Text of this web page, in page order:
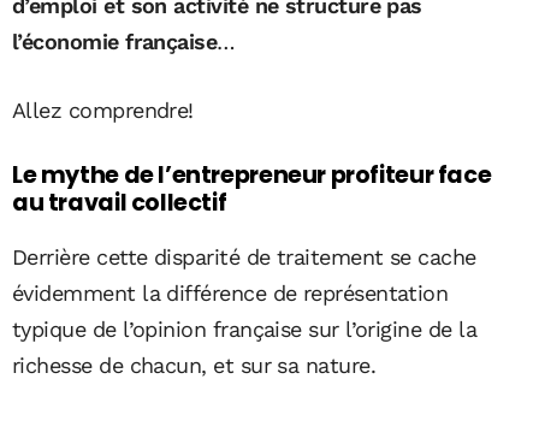
d’emploi et son activité ne structure pas
l’économie française…
Allez comprendre!
Le mythe de l’entrepreneur profiteur face
au travail collectif
Derrière cette disparité de traitement se cache
évidemment la différence de représentation
typique de l’opinion française sur l’origine de la
richesse de chacun, et sur sa nature.